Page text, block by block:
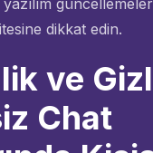
dikkat edin.
ve
Chat